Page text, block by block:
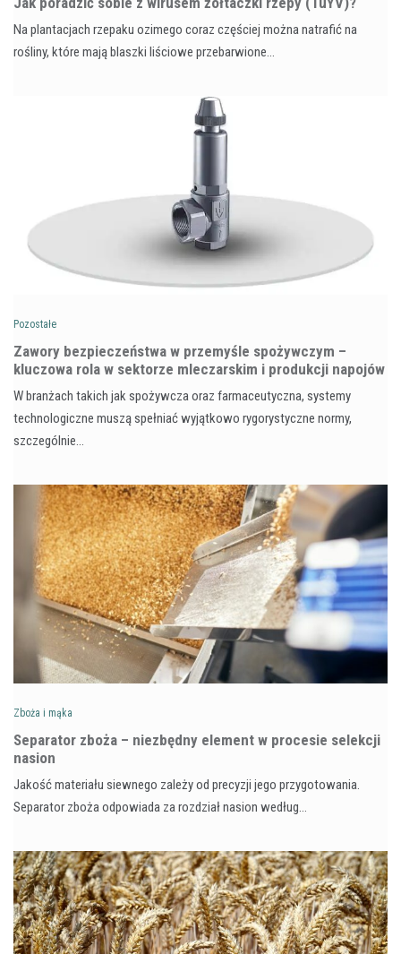
Na plantacjach rzepaku ozimego coraz częściej można natrafić na
rośliny, które mają blaszki liściowe przebarwione…
Pozostałe
Zawory bezpieczeństwa w przemyśle spożywczym –
kluczowa rola w sektorze mleczarskim i produkcji napojów
W branżach takich jak spożywcza oraz farmaceutyczna, systemy
technologiczne muszą spełniać wyjątkowo rygorystyczne normy,
szczególnie…
Zboża i mąka
Separator zboża – niezbędny element w procesie selekcji
nasion
Jakość materiału siewnego zależy od precyzji jego przygotowania.
Separator zboża odpowiada za rozdział nasion według…